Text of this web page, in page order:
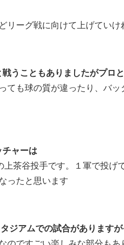
リーグ戦に向けて上げていけ
うこともありましたがプロ
ても球の質が違ったり、バ
ャーは
上茶谷投手です。１軍で投げ
ったと思います
ジアムでの試合があります